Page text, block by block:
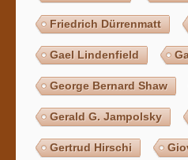
Friedrich Dürrenmatt
Gael Lindenfield
George Bernard Shaw
Gerald G. Jampolsky
Gertrud Hirschi